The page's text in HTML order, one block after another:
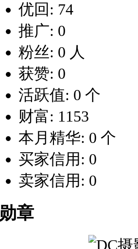
优回: 74
推广: 0
粉丝: 0 人
获赞: 0
活跃值: 0 个
财富: 1153
本月精华: 0 个
买家信用: 0
卖家信用: 0
勋章